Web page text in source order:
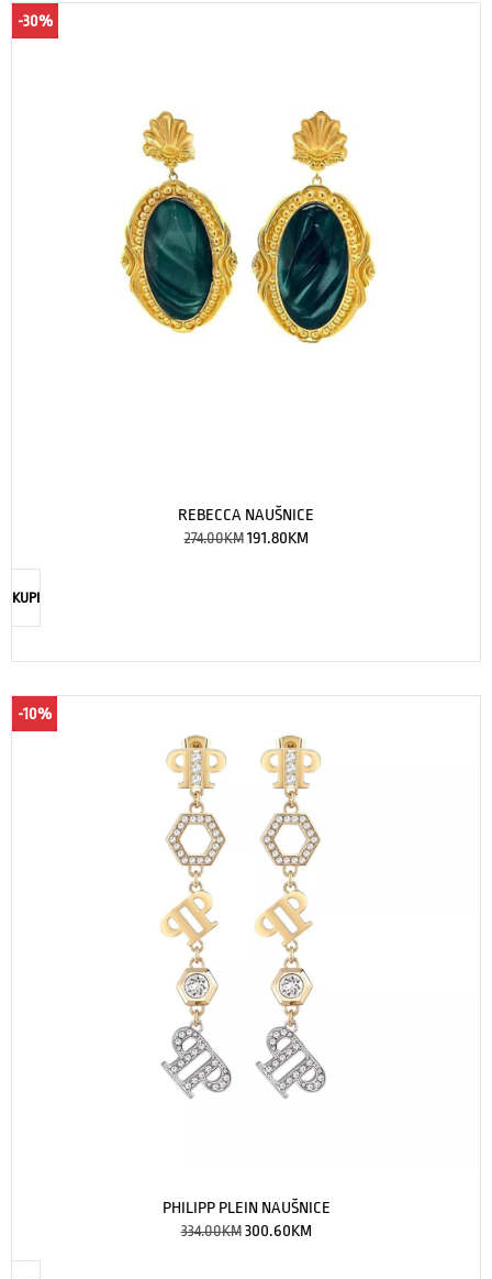
-30%
REBECCA NAUŠNICE
274.00KM 191.80KM
KUPI
-10%
PHILIPP PLEIN NAUŠNICE
334.00KM 300.60KM